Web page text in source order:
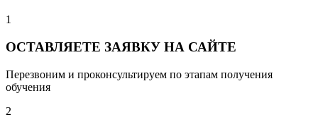
1
ОСТАВЛЯЕТЕ ЗАЯВКУ НА САЙТЕ
Перезвоним и проконсультируем по этапам получения
обучения
2